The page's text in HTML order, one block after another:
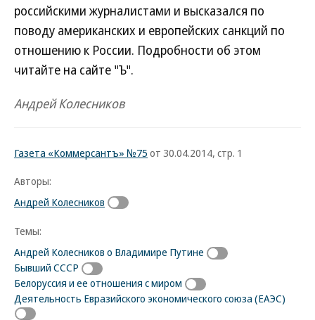
российскими журналистами и высказался по
поводу американских и европейских санкций по
отношению к России. Подробности об этом
читайте на сайте "Ъ".
Андрей Колесников
Газета «Коммерсантъ» №75 от 30.04.2014, стр. 1
Авторы:
Андрей Колесников
Темы:
Андрей Колесников о Владимире Путине
Бывший СССР
Белоруссия и ее отношения с миром
Деятельность Евразийского экономического союза (ЕАЭС)